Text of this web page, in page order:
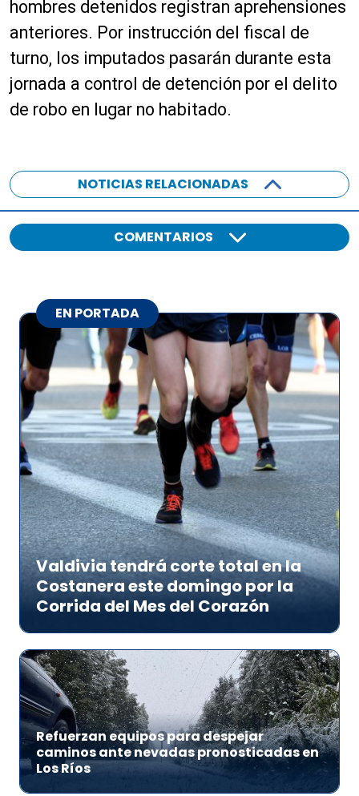
hombres detenidos registran aprehensiones
anteriores. Por instrucción del fiscal de
turno, los imputados pasarán durante esta
jornada a control de detención por el delito
de robo en lugar no habitado.
NOTICIAS RELACIONADAS
COMENTARIOS
EN PORTADA
Valdivia tendrá corte total en la
Costanera este domingo por la
Corrida del Mes del Corazón
Refuerzan equipos para despejar
caminos ante nevadas pronosticadas en
Los Ríos